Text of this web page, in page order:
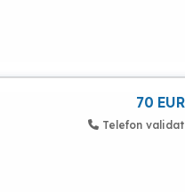
70 EUR
Telefon validat